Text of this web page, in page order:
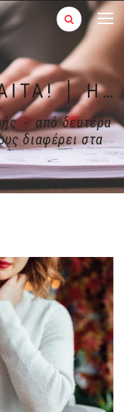
ΑΠΌ ΔΕΥΤΈΡΑ ΔΊΑΙΤΑ! │ Η ΑΠΟΘΉΚΕΥΣΗ ΛΊΠΟΥΣ ΔΙΑΦΈΡΕΙ ΣΤΑ ΔΥΟ ΦΎΛΑ!
- από δευτέρα
διαφέρει στα